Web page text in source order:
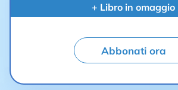
+ Libro in omaggio
Abbonati ora